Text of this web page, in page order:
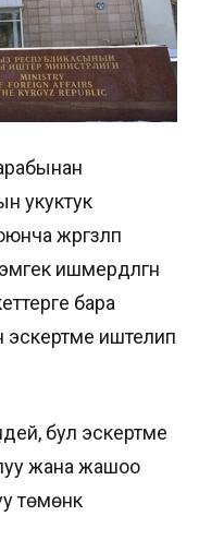
укуктук
жүргүзүлүп
ишмердүүлүгүн
бара
эскертме иштелип
бул эскертме
жана жашоо
төмөнкү